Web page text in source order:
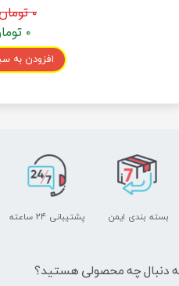
۰ تومان
۰ تومان
افزودن به
پشتیبانی ۲۴ ساعته بسته بندی ایمن
دنبال چه محصولی هستید؟